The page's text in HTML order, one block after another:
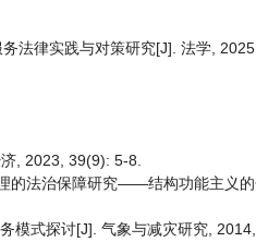
法律实践与对策研究[J]. 法学,
, 2023, 39(9): 5-8.
的法治保障研究——结构功能主义
模式探讨[J]. 气象与减灾研究,